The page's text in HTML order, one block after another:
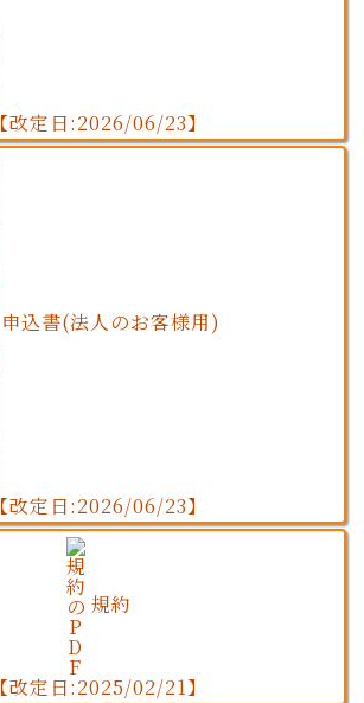
【改定日:2026/06/23】
申込書(法人のお客様用)
【改定日:2026/06/23】
規約
【改定日:2025/02/21】